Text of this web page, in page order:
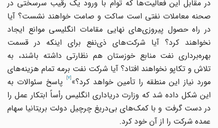
در مقابل این فعالیت‌ها که توأم با ورود یک رقیب سرسختی در
صحنه معاملات نفتی است ساکت و صامت خواهند نشست؟ آیا
در راه حصول پیروزی‌های نهایی مقامات انگلیسی موانع ایجاد
نخواهند کرد؟ آیا شرکت‌های ذی‌نفع برای اینکه در قسمت
بهره‌برداری نفت منابع خوزستان هم نظارتی داشته باشند، به
تلاش و تکاپو نخواهند افتاد؟ آیا شرکت نفت برمه تمام هزینه‌های
مورد نیاز این منطقه را تأمین خواهد کرد؟»[7] پاسخ سئوالات به
این شکل داده شد که وزارت دریاداری انگلیس رأساً ابتکار عمل را
در دست گرفت و با کمک‌های بی‌دریغ چرچیل دولت بریتانیا سهام
عمده شرکت را از آن خود کرد.